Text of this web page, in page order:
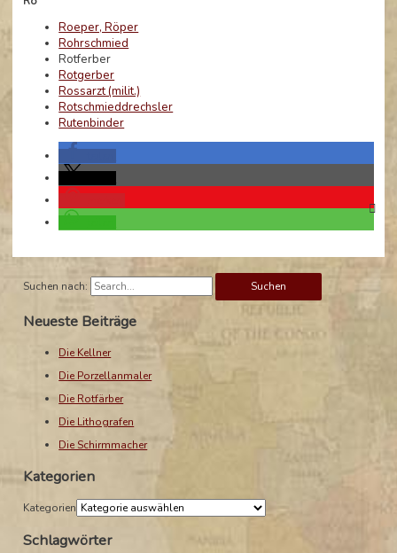
Roeper, Röper
Rohrschmied
Rotferber
Rotgerber
Rossarzt (milit.)
Rotschmieddrechsler
Rutenbinder
Suchen nach:
Neueste Beiträge
Die Kellner
Die Porzellanmaler
Die Rotfärber
Die Lithografen
Die Schirmmacher
Kategorien
Kategorien
Schlagwörter